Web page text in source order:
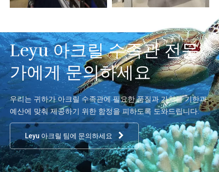
Leyu 아크릴 수족관 전문
가에게 문의하세요
우리는 귀하가 아크릴 수족관에 필요한 품질과 가치를 기한과
예산에 맞춰 제공하기 위한 함정을 피하도록 도와드립니다.
Leyu 아크릴 팀에 문의하세요